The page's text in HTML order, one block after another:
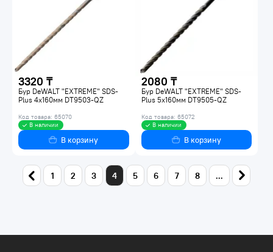
3320 ₸
Бур DeWALT "EXTREME" SDS-
Plus 4х160мм DT9503-QZ
Код товара: 65070
В наличии
В корзину
2080 ₸
Бур DeWALT "EXTREME" SDS-
Plus 5х160мм DT9505-QZ
Код товара: 65072
В наличии
В корзину
1 2 3 4 5 6 7 8 ...